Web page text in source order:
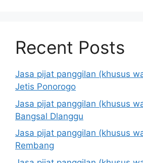
Recent Posts
Jasa pijat panggilan (khusus
Jetis Ponorogo
Jasa pijat panggilan (khusus
Bangsal Dlanggu
Jasa pijat panggilan (khusus
Rembang